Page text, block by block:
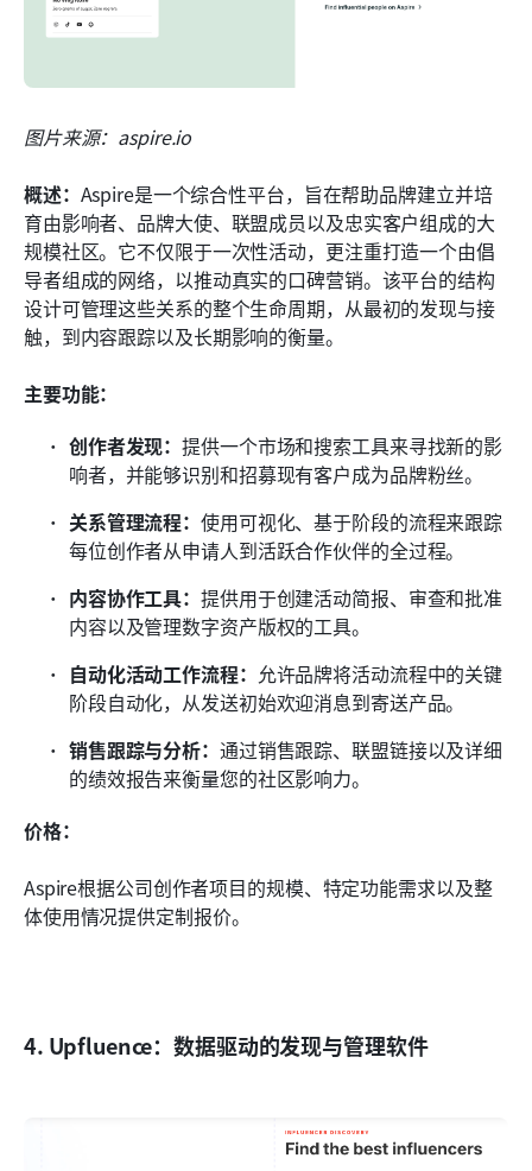
图片来源：aspire.io
概述： Aspire是一个综合性平台，旨在帮助品牌建立并培
育由影响者、品牌大使、联盟成员以及忠实客户组成的大
规模社区。它不仅限于一次性活动，更注重打造一个由倡
导者组成的网络，以推动真实的口碑营销。该平台的结构
设计可管理这些关系的整个生命周期，从最初的发现与接
触，到内容跟踪以及长期影响的衡量。
主要功能：
创作者发现：提供一个市场和搜索工具来寻找新的影
响者，并能够识别和招募现有客户成为品牌粉丝。
关系管理流程：使用可视化、基于阶段的流程来跟踪
每位创作者从申请人到活跃合作伙伴的全过程。
内容协作工具：提供用于创建活动简报、审查和批准
内容以及管理数字资产版权的工具。
自动化活动工作流程： 允许品牌将活动流程中的关键
阶段自动化，从发送初始欢迎消息到寄送产品。
销售跟踪与分析： 通过销售跟踪、联盟链接以及详细
的绩效报告来衡量您的社区影响力。
价格：
Aspire根据公司创作者项目的规模、特定功能需求以及整
体使用情况提供定制报价。
4. Upfluence：数据驱动的发现与管理软件